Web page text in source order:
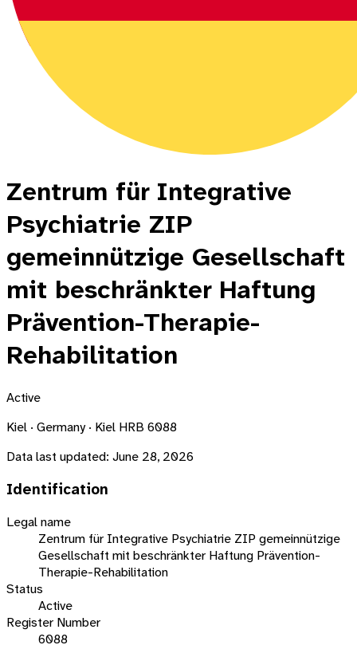
Zentrum für Integrative
Psychiatrie ZIP
gemeinnützige Gesellschaft
mit beschränkter Haftung
Prävention-Therapie-
Rehabilitation
Active
Kiel · Germany · Kiel HRB 6088
Data last updated: June 28, 2026
Identification
Legal name
Zentrum für Integrative Psychiatrie ZIP gemeinnützige
Gesellschaft mit beschränkter Haftung Prävention-
Therapie-Rehabilitation
Status
Active
Register Number
6088